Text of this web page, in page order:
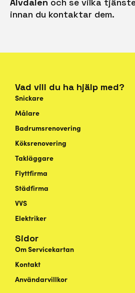
innan du kontaktar dem.
Vad vill du ha hjälp med?
Snickare
Målare
Badrumsrenovering
Köksrenovering
Takläggare
Flyttfirma
Städfirma
VVS
Elektriker
Sidor
Om Servicekartan
Kontakt
Användarvillkor